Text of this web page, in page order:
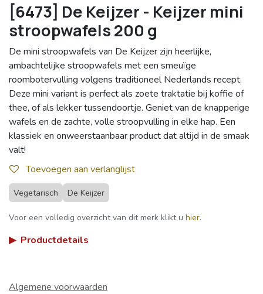
[6473] De Keijzer - Keijzer mini
stroopwafels 200 g
De mini stroopwafels van De Keijzer zijn heerlijke,
ambachtelijke stroopwafels met een smeuïge
roombotervulling volgens traditioneel Nederlands recept.
Deze mini variant is perfect als zoete traktatie bij koffie of
thee, of als lekker tussendoortje. Geniet van de knapperige
wafels en de zachte, volle stroopvulling in elke hap. Een
klassiek en onweerstaanbaar product dat altijd in de smaak
valt!
Toevoegen aan verlanglijst
Vegetarisch De Keijzer
Voor een volledig overzicht van dit merk klikt u hier.
▶ Productdetails
Algemene voorwaarden